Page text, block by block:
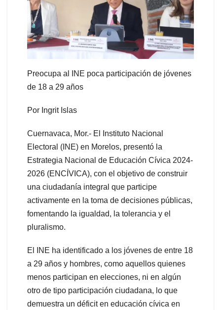
Preocupa al INE poca participación de jóvenes
de 18 a 29 años
Por Ingrit Islas
Cuernavaca, Mor.- El Instituto Nacional
Electoral (INE) en Morelos, presentó la
Estrategia Nacional de Educación Cívica 2024-
2026 (ENCÍVICA), con el objetivo de construir
una ciudadanía integral que participe
activamente en la toma de decisiones públicas,
fomentando la igualdad, la tolerancia y el
pluralismo.
El INE ha identificado a los jóvenes de entre 18
a 29 años y hombres, como aquellos quienes
menos participan en elecciones, ni en algún
otro de tipo participación ciudadana, lo que
demuestra un déficit en educación cívica en